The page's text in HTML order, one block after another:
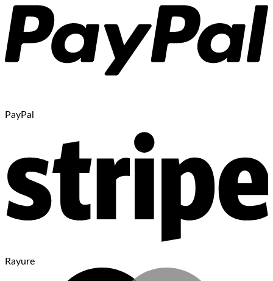
PayPal
Rayure